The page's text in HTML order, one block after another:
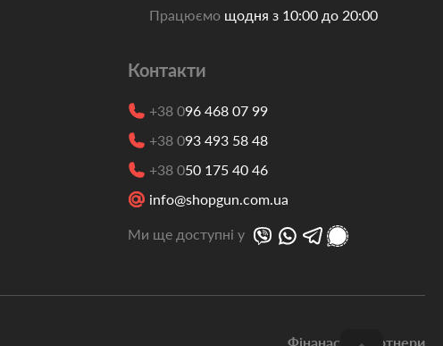
Працюємощодня з 10:00 до 20:00
Контакти
+38 096 468 07 99
+38 093 493 58 48
+38 050 175 40 46
info@shopgun.com.ua
Ми ще доступні у
Фінанасові партнери